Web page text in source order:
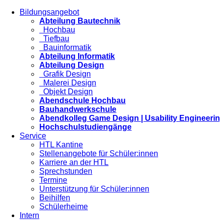
Bildungsangebot
Abteilung Bautechnik
Hochbau
Tiefbau
Bauinformatik
Abteilung Informatik
Abteilung Design
Grafik Design
Malerei Design
Objekt Design
Abendschule Hochbau
Bauhandwerkschule
Abendkolleg Game Design | Usability
Hochschulstudiengänge
Service
HTL Kantine
Stellenangebote für Schüler:innen
Karriere an der HTL
Sprechstunden
Termine
Unterstützung für Schüler:innen
Beihilfen
Schülerheime
Intern